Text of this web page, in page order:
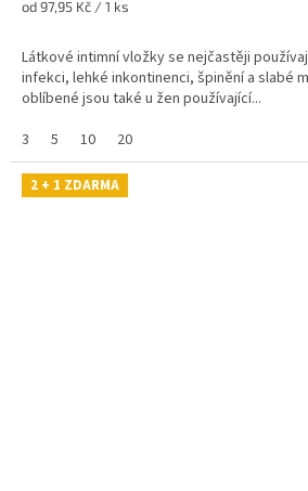
4,8
5
hvězdiček.
Měrná
od 97,95 Kč / 1 ks
Látkové intimní vložky se nejčastěji
infekci, lehké inkontinenci, špinění a slabé
oblíbené jsou také u žen používající...
3
5 10 20
2 + 1 ZDARMA